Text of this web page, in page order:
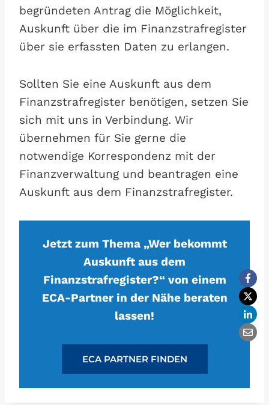
begründeten Antrag die Möglichkeit,
Auskunft über die im Finanzstrafregister
über sie erfassten Daten zu erlangen.
Sollten Sie eine Auskunft aus dem
Finanzstrafregister benötigen, setzen Sie
sich mit uns in Verbindung. Wir
übernehmen für Sie gerne die
notwendige Korrespondenz mit der
Finanzverwaltung und beantragen eine
Auskunft aus dem Finanzstrafregister.
Jetzt zum Thema „Wer bekommt
Auskunft aus dem
Finanzstrafregister?“ von einem
ECA-Partner in der Nähe beraten
lassen!
ECA PARTNER FINDEN